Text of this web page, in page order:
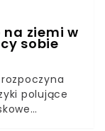
na ziemi w
sobie
polujące